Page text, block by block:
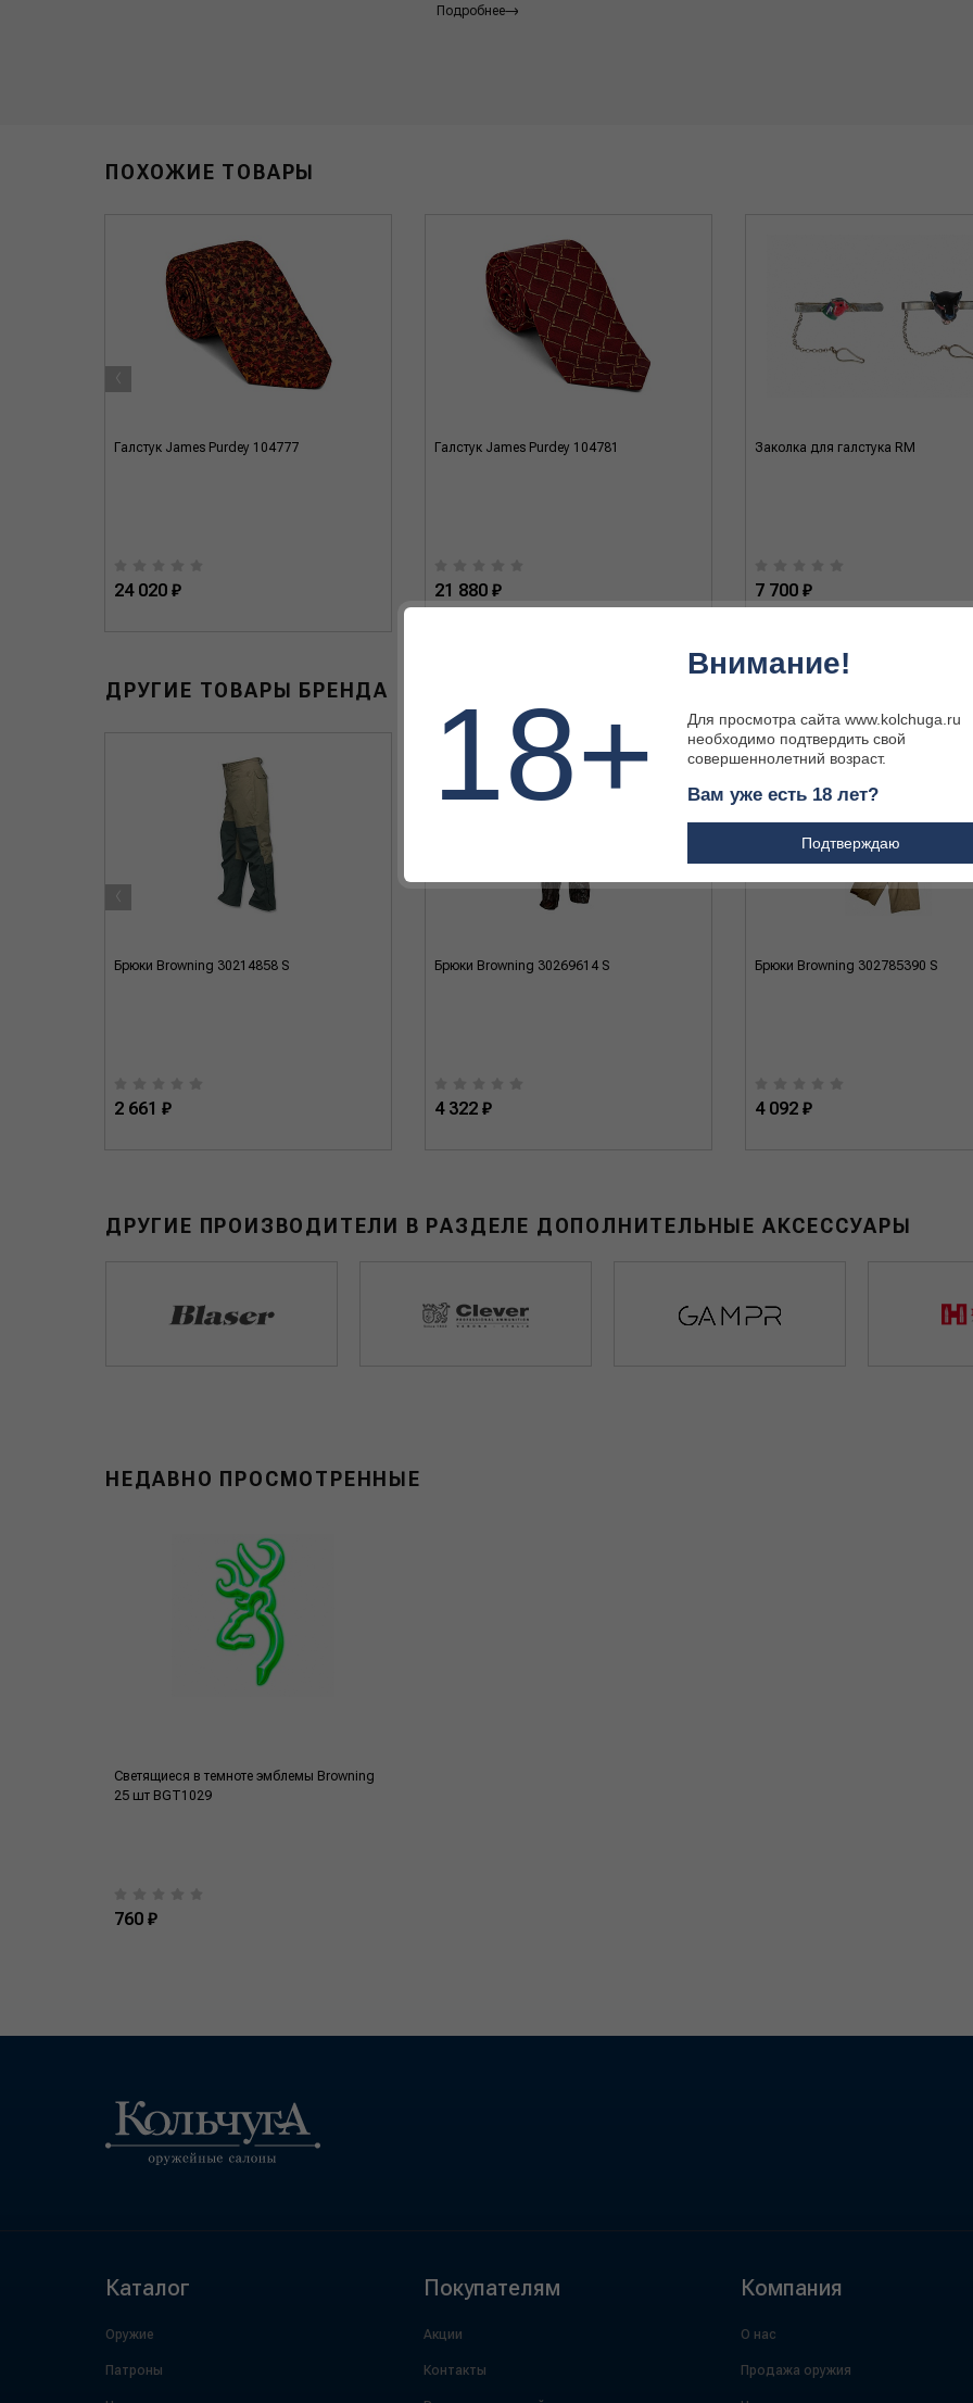
Подробнее
ПОХОЖИЕ ТОВАРЫ
Галстук James Purdey 104777
24 020 ₽
Галстук James Purdey 104781
21 880 ₽
Заколка для галстука RM
7 700 ₽
‹
ДРУГИЕ ТОВАРЫ БРЕНДА
Брюки Browning 30214858 S
2 661 ₽
Брюки Browning 30269614 S
4 322 ₽
Брюки Browning 302785390 S
4 092 ₽
‹
ДРУГИЕ ПРОИЗВОДИТЕЛИ В РАЗДЕЛЕ ДОПОЛНИТЕЛЬНЫЕ АКСЕССУАРЫ
НЕДАВНО ПРОСМОТРЕННЫЕ
Светящиеся в темноте эмблемы Browning
25 шт BGT1029
760 ₽
Каталог
Оружие
Патроны
Покупателям
Акции
Контакты
Компания
О нас
Продажа оружия
18+
Внимание!
Для просмотра сайта www.kolchuga.ru
необходимо подтвердить свой
совершеннолетний возраст.
Вам уже есть 18 лет?
Подтверждаю